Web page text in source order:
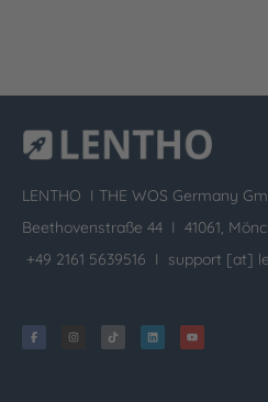
LENTHO I THE WOS Germany
Beethovenstraße 44 I 41061,
+49 2161 5639516 I support [at]